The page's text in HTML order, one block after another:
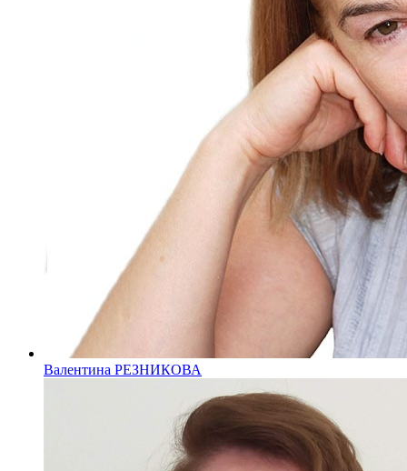
Валентина РЕЗНИКОВА